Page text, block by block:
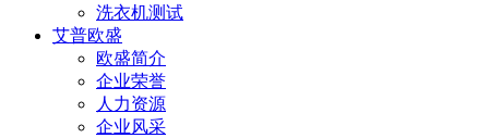
洗衣机测试
艾普欧盛
欧盛简介
企业荣誉
人力资源
企业风采